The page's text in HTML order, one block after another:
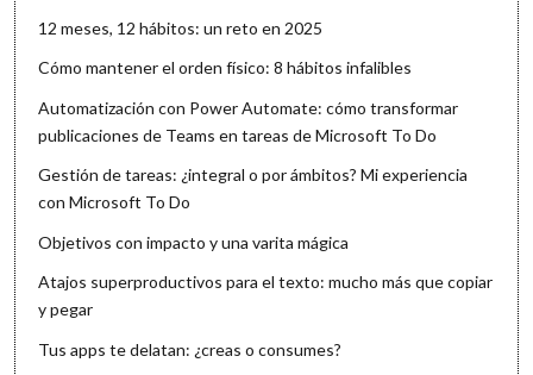
12 meses, 12 hábitos: un reto en 2025
Cómo mantener el orden físico: 8 hábitos infalibles
Automatización con Power Automate: cómo transformar
publicaciones de Teams en tareas de Microsoft To Do
Gestión de tareas: ¿integral o por ámbitos? Mi experiencia
con Microsoft To Do
Objetivos con impacto y una varita mágica
Atajos superproductivos para el texto: mucho más que copiar
y pegar
Tus apps te delatan: ¿creas o consumes?